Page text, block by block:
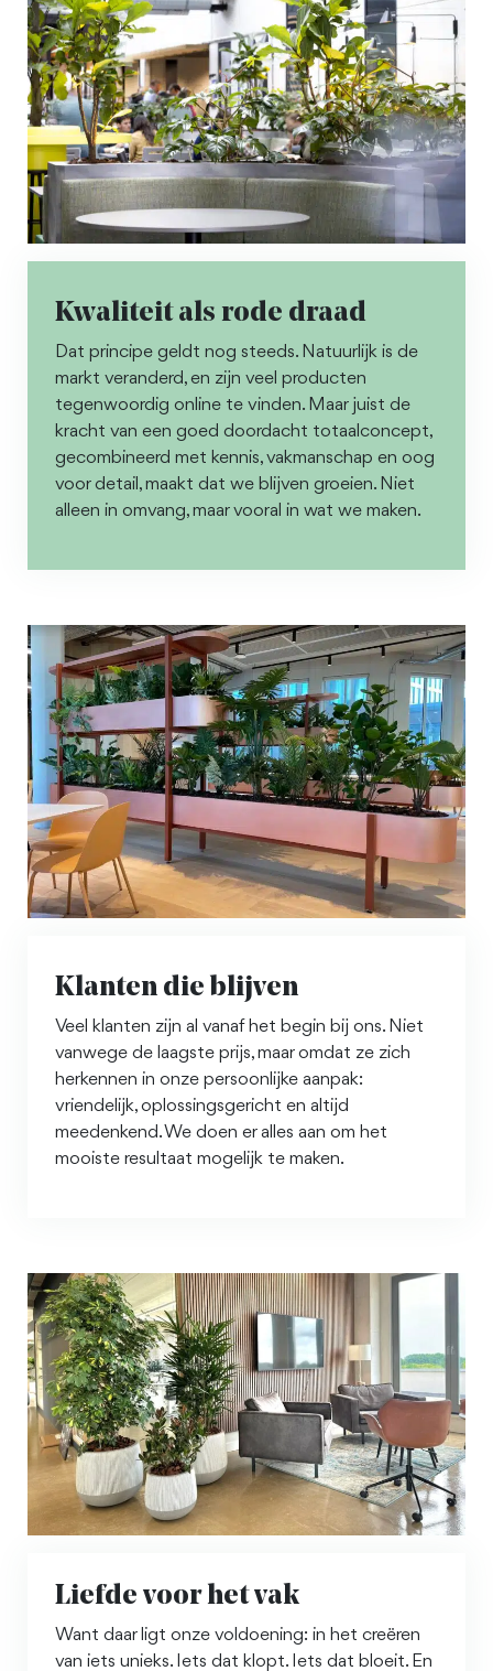
Kwaliteit als rode draad
Dat principe geldt nog steeds. Natuurlijk is de
markt veranderd, en zijn veel producten
tegenwoordig online te vinden. Maar juist de
kracht van een goed doordacht totaalconcept,
gecombineerd met kennis, vakmanschap en oog
voor detail, maakt dat we blijven groeien. Niet
alleen in omvang, maar vooral in wat we maken.
Klanten die blijven
Veel klanten zijn al vanaf het begin bij ons. Niet
vanwege de laagste prijs, maar omdat ze zich
herkennen in onze persoonlijke aanpak:
vriendelijk, oplossingsgericht en altijd
meedenkend. We doen er alles aan om het
mooiste resultaat mogelijk te maken.
Liefde voor het vak
Want daar ligt onze voldoening: in het creëren
van iets unieks. Iets dat klopt. Iets dat bloeit. En